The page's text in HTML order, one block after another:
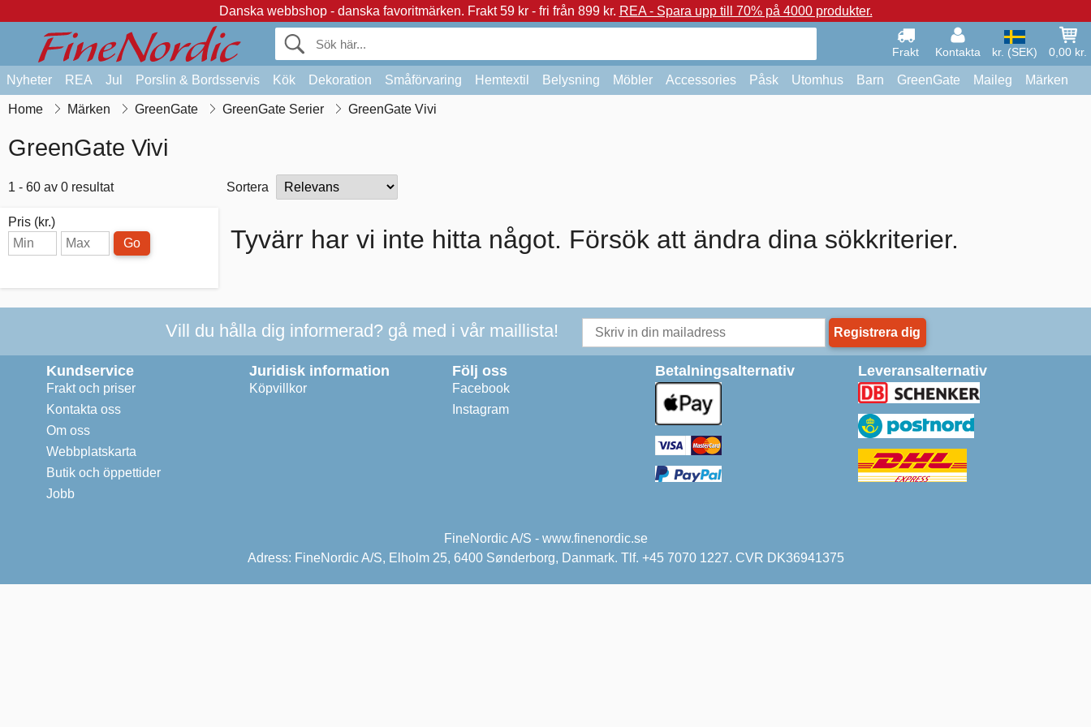
Danska webbshop - danska favoritmärken. Frakt 59 kr - fri från 899 kr. REA - Spara upp till 70% på 4000 produkter.
Frakt Kontakta kr. (SEK) 0,00 kr.
Nyheter REA Jul Porslin & Bordsservis Kök Dekoration Småförvaring Hemtextil Belysning Möbler Accessories Påsk Utomhus Barn GreenGate Maileg Märken
Home Märken GreenGate GreenGate Serier GreenGate Vivi
GreenGate Vivi
1 - 60 av 0 resultat Sortera
Pris (kr.)
Go
Tyvärr har vi inte hitta något. Försök att ändra dina sökkriterier.
Vill du hålla dig informerad? gå med i vår maillista! Registrera dig
Kundservice
Frakt och priser
Kontakta oss
Om oss
Webbplatskarta
Butik och öppettider
Jobb
Juridisk information
Köpvillkor
Följ oss
Facebook
Instagram
Betalningsalternativ Leveransalternativ
FineNordic A/S - www.finenordic.se
Adress: FineNordic A/S, Elholm 25, 6400 Sønderborg, Danmark. Tlf. +45 7070 1227. CVR DK36941375